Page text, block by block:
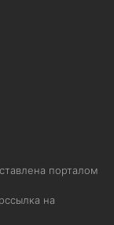
порталом
на